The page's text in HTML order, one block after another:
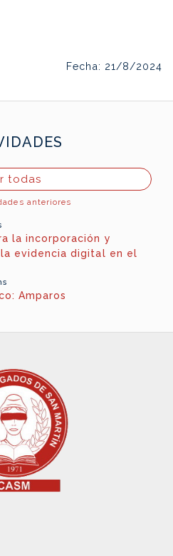
Fecha: 21/8/2024
todas
anteriores
la incorporación y
evidencia digital en el
Amparos